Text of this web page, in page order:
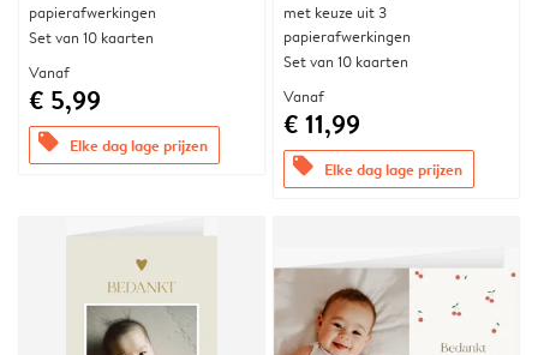
papierafwerkingen
Set van 10 kaarten
Vanaf
€ 5,99
offers Elke dag lage prijzen
met keuze uit 3
papierafwerkingen
Set van 10 kaarten
Vanaf
€ 11,99
offers Elke dag lage prijzen